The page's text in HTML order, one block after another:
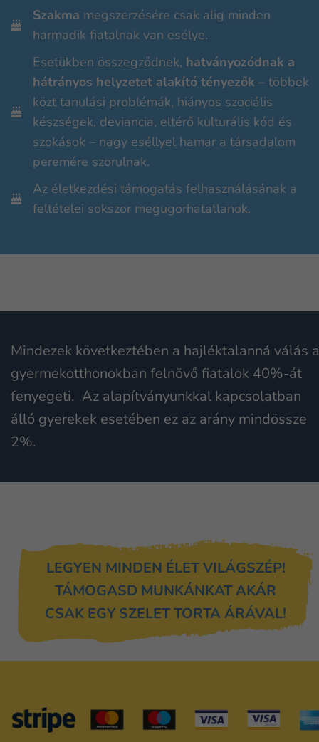
Szakma megszerzésére csak alig minden
harmadik fiatalnak van esélye.
Esetükben összegződnek, hatványozódnak a
hátrányos helyzetet alakító tényezők – többek
közt tanulási problémák, hiányos szociális
készségek, deviancia, eltérő kulturális kód és
szokások – nagy eséllyel hamar a társadalom
peremére szorulnak.
Az életkezdési támogatás felhasználásának a
feltételei sokszor megugorhatatlanok.
Mindezek következtében a hajléktalanná válás a
gyermekotthonokban felnövő fiatalok 40%-át
fenyegeti. Az alapítványunkkal kapcsolatban
álló gyerekek esetében ez az arány mindössze
2%.
LEGYEN MINDEN ÉLET VILÁGSZÉP!
TÁMOGASD MUNKÁNKAT AKÁR
CSAK EGY SZELET TORTA ÁRÁVAL!